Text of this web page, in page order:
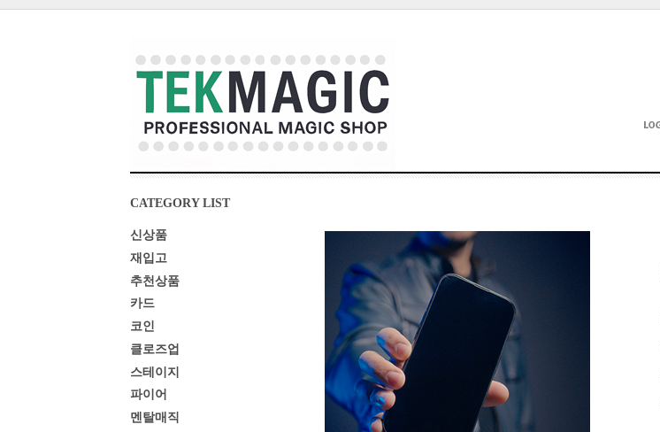
CATEGORY LIST
신상품
재입고
추천상품
카드
코인
클로즈업
스테이지
파이어
멘탈매직